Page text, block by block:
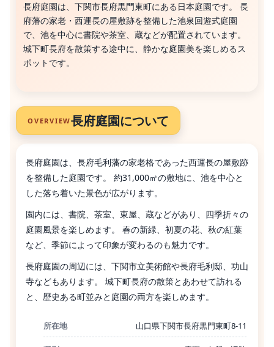
長府庭園は、下関市長府黒門東町にある日本庭園です。 長
府藩の家老・西運長の屋敷跡を整備した池泉回遊式庭園
で、池を中心に書院や茶室、蔵などが配置されています。
城下町長府を散策する途中に、静かな庭園美を楽しめるス
ポットです。
OVERVIEW長府庭園について
長府庭園は、長府毛利藩の家老格であった西運長の屋敷跡
を整備した庭園です。 約31,000㎡の敷地に、池を中心と
した落ち着いた景色が広がります。
園内には、書院、茶室、東屋、蔵などがあり、四季折々の
庭園風景を楽しめます。 春の新緑、初夏の花、秋の紅葉
など、季節によって印象が変わるのも魅力です。
長府庭園の周辺には、下関市立美術館や長府毛利邸、功山
寺などもあります。 城下町長府の散策とあわせて訪れる
と、歴史ある町並みと庭園の両方を楽しめます。
所在地 山口県下関市長府黒門東町8-11